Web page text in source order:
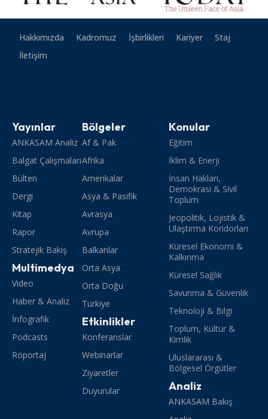
Hakkımızda Kadromuz İşbirlikleri Kariyer
Staj
İletişim
Yayınlar
ANKASAM Analiz
Balgat Çalışmaları
Bülten
Dergi
Kitap
Rapor
Stratejik Bakış
Multimedya
Video
Haber & Analiz
İnfografik
Podcasts
Röportaj
Bölgeler
Af & Pak
Afrika
Amerikalar
Asya & Pasifik
Avrasya
Avrupa
Balkanlar
Orta Asya
Orta Doğu
Türkiye
Etkinlikler
Konferanslar
Webinarlar
Ziyaretler
Duyurular
Konular
Eğitim
İklim & Enerji
İnsan Hakları,
Demokrasi & Sivil
Toplum
Jeopolitik, Lojistik &
Ulaştırma Koridorları
Küresel Ekonomi &
Kalkınma
Küresel Sağlık
Savunma & Güvenlik
Teknoloji & Bilgi
Toplum, Kültür &
Kimlik
Uluslararası &
Bölgesel Örgütler
Analiz
ANKASAM Bakış